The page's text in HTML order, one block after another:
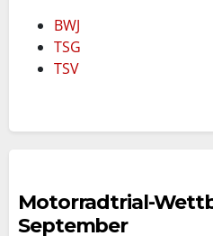
BWJ
TSG
TSV
Motorradtrial-
September